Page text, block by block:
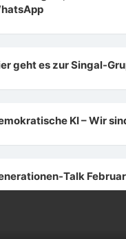
geht es zur Singal-
KI – Wir
Talk